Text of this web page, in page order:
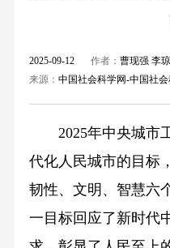
2025-09-12 作者： 曹现强 李琼
来源： 中国社会科学网-中国社会
2025年中央城市
代化人民城市的目标
韧性、文明、智慧六
一目标回应了新时代